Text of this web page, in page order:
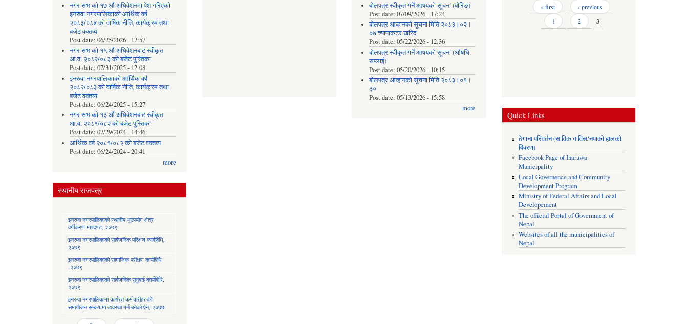
नगर सभाको १७ औं अधिवेशनमा पेश गरिएको
इनरुवा नगरपालिकाको आर्थिक वर्ष
२०८३/०८४ को वार्षिक नीति, कार्यक्रम तथा
बजेट वक्तव्य
Post date: 06/25/2026 - 12:57
नगर सभाको १५ औं अधिवेशनबाट स्वीकृत
आ.व. २०८२/०८३ को बजेट पुस्तिका
Post date: 07/31/2025 - 12:08
इनरुवा नगरपालिकाको आर्थिक वर्ष
२०८२/०८३ को वार्षिक नीति, कार्यक्रम तथा
बजेट वक्तव्य
Post date: 06/24/2025 - 15:27
नगर सभाको १३ औं अधिवेशनबाट स्वीकृत
आ.व. २०८१/०८२ को बजेट पुस्तिका
Post date: 07/29/2024 - 14:46
आर्थिक वर्ष २०८१/०८२ को बजेट वक्तव्य
Post date: 06/24/2024 - 20:41
more
स्थानीय राजपत्र
इनरुवा नगरपालिकाको स्थानीय भूउपयोग क्षेत्र
वर्गीकरण मापदण्ड, २०७९
इनरुवा नगरपालिकाको सार्वजनिक परिक्षण कार्यविधि,
२०७९
इनरुवा नगरपालिकाको सामाजिक परीक्षण कार्यविधि
-२०७९
इनरुवा नगरपालिकाको सार्वजनिक सुनुवाई कार्यविधि,
२०७९
इनरुवा नगरपालिकामा कार्यरत कर्मचारीहरुको
समायोजन सम्बन्धमा व्यवस्था गर्न बनेको ऐन, २०७७
बोलपत्र स्वीकृत गर्ने आषयको सूचना (बोरिङ)
Post date: 07/09/2026 - 17:24
बोलपत्र आव्हानको सूचना मिति २०८३।०२।
०७ च्यापाकटर खरिद
Post date: 05/22/2026 - 12:36
बोलपत्र स्वीकृत गर्ने आषयको सूचना (औषधि
सप्लाई)
Post date: 05/20/2026 - 10:15
बोलपत्र आव्हानको सूचना मिति २०८३।०१।
३०
Post date: 05/13/2026 - 15:58
more
Pages « first
‹ previous
1
2 3
Quick Links
ठेगाना परिवर्तन (साविक गाविस/नपाको हालको
विवरण)
Facebook Page of Inaruwa
Municipality
Local Governence and Community
Development Program
Ministry of Federal Affairs and Local
Developement
The official Portal of Government of
Nepal
Websites of all the municipalities of
Nepal